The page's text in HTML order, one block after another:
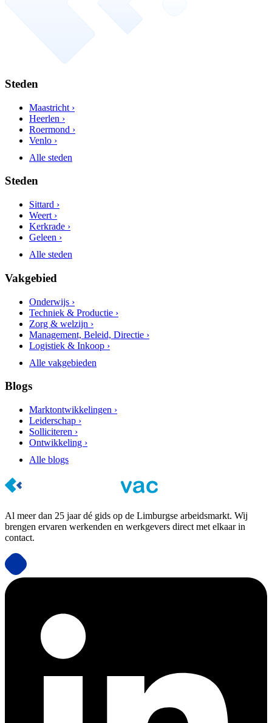
Steden
Maastricht ›
Heerlen ›
Roermond ›
Venlo ›
Alle steden
Steden
Sittard ›
Weert ›
Kerkrade ›
Geleen ›
Alle steden
Vakgebied
Onderwijs ›
Techniek & Productie ›
Zorg & welzijn ›
Management, Beleid, Directie ›
Logistiek & Inkoop ›
Alle vakgebieden
Blogs
Marktontwikkelingen ›
Leiderschap ›
Solliciteren ›
Ontwikkeling ›
Alle blogs
Al meer dan 25 jaar dé gids op de Limburgse arbeidsmarkt. Wij
brengen ervaren werkenden en werkgevers direct met elkaar in
contact.